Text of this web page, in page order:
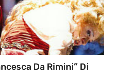
Da Rimini” Di